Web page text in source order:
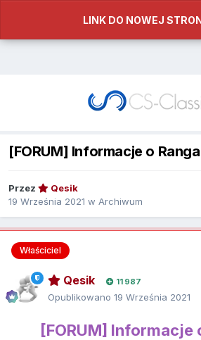
LINK DO NOWEJ
[FORUM] Informacje o
Przez
Qesik
19 Września 2021 w Archiwum
Właściciel
Qesik 11 987
Opublikowano 19 Września 2021
[FORUM] Informacje